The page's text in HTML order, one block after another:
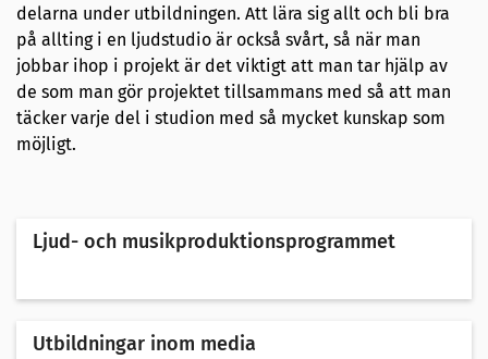
delarna under utbildningen. Att lära sig allt och bli bra
på allting i en ljudstudio är också svårt, så när man
jobbar ihop i projekt är det viktigt att man tar hjälp av
de som man gör projektet tillsammans med så att man
täcker varje del i studion med så mycket kunskap som
möjligt.
Ljud- och musikproduktionsprogrammet
Utbildningar inom media